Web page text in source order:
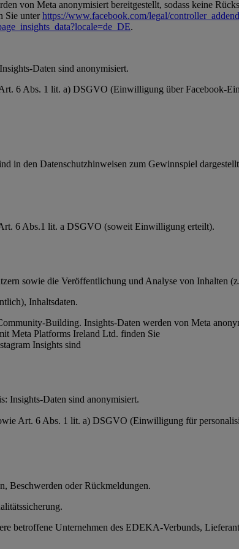
von Meta anonymisiert bereitgestellt, sodass keine
Sie unterhttps://www.facebook.com/legal/
.
Daten sind anonymisiert.
6 Abs. 1 lit. a) DSGVO (Einwilligung über Facebook-
in den Datenschutzhinweisen zum Gewinnspiel
6 Abs.1 lit. a DSGVO (soweit Einwilligung erteilt).
sowie die Veröffentlichung und Analyse von Inhalten
Inhaltsdaten.
Building. Insights-Daten werden von Meta
Meta Platforms Ireland Ltd. finden Sie
Insights sind
Insights-Daten sind anonymisiert.
Art. 6 Abs. 1 lit. a) DSGVO (Einwilligung für
Beschwerden oder Rückmeldungen.
Unternehmen des EDEKA-Verbunds,